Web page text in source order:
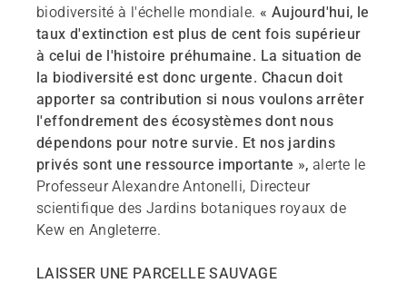
biodiversité à l'échelle mondiale. « Aujourd'hui, le
taux d'extinction est plus de cent fois supérieur
à celui de l'histoire préhumaine. La situation de
la biodiversité est donc urgente. Chacun doit
apporter sa contribution si nous voulons arrêter
l'effondrement des écosystèmes dont nous
dépendons pour notre survie. Et nos jardins
privés sont une ressource importante », alerte le
Professeur Alexandre Antonelli, Directeur
scientifique des Jardins botaniques royaux de
Kew en Angleterre.
LAISSER UNE PARCELLE SAUVAGE